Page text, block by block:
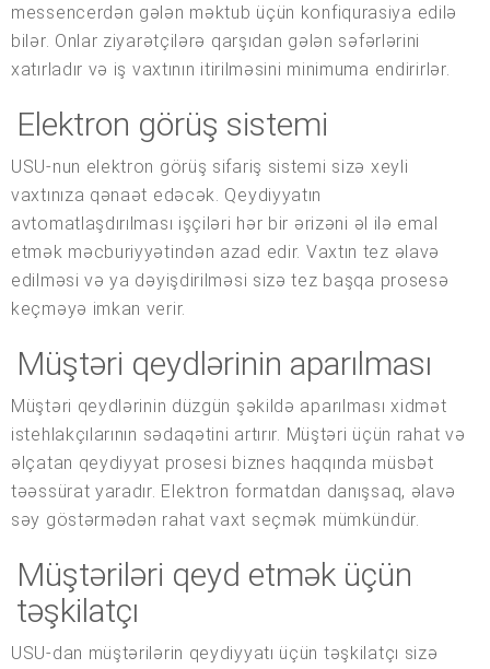
messencerdən gələn məktub üçün konfiqurasiya edilə
bilər. Onlar ziyarətçilərə qarşıdan gələn səfərlərini
xatırladır və iş vaxtının itirilməsini minimuma endirirlər.
Elektron görüş sistemi
USU-nun elektron görüş sifariş sistemi sizə xeyli
vaxtınıza qənaət edəcək. Qeydiyyatın
avtomatlaşdırılması işçiləri hər bir ərizəni əl ilə emal
etmək məcburiyyətindən azad edir. Vaxtın tez əlavə
edilməsi və ya dəyişdirilməsi sizə tez başqa prosesə
keçməyə imkan verir.
Müştəri qeydlərinin aparılması
Müştəri qeydlərinin düzgün şəkildə aparılması xidmət
istehlakçılarının sədaqətini artırır. Müştəri üçün rahat və
əlçatan qeydiyyat prosesi biznes haqqında müsbət
təəssürat yaradır. Elektron formatdan danışsaq, əlavə
səy göstərmədən rahat vaxt seçmək mümkündür.
Müştəriləri qeyd etmək üçün
təşkilatçı
USU-dan müştərilərin qeydiyyatı üçün təşkilatçı sizə